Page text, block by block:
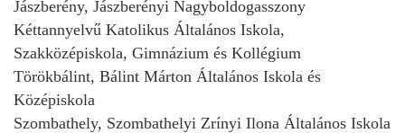
Jászberény, Jászberényi Nagyboldogasszony
Kéttannyelvű Katolikus Általános Iskola,
Szakközépiskola, Gimnázium és Kollégium
Törökbálint, Bálint Márton Általános Iskola és
Középiskola
Szombathely, Szombathelyi Zrínyi Ilona Általános Iskola